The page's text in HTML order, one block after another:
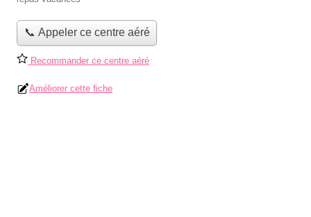
📞 Appeler ce centre aéré
Recommander ce centre aéré
Améliorer cette fiche